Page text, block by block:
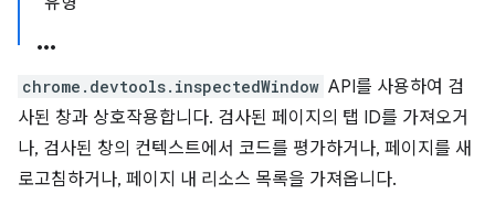
chrome.devtools.inspectedWindow API를 사용하여 검
사된 창과 상호작용합니다. 검사된 페이지의 탭 ID를 가져오거
나, 검사된 창의 컨텍스트에서 코드를 평가하거나, 페이지를 새
로고침하거나, 페이지 내 리소스 목록을 가져옵니다.